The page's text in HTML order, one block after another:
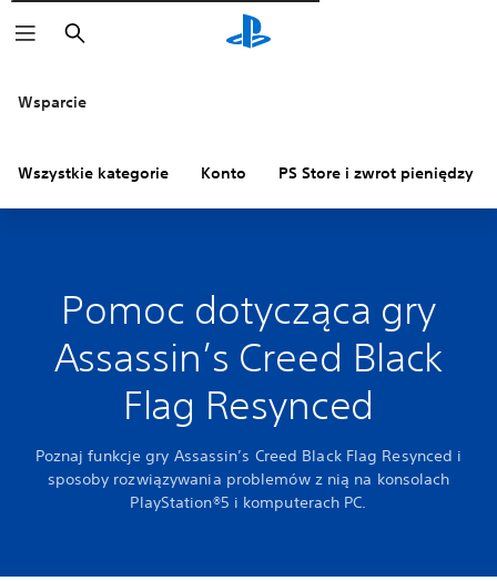
Wyszukaj
Wsparcie
Wszystkie kategorie Konto PS Store i zwrot pieniędzy
Pomoc dotycząca gry
Assassin’s Creed Black
Flag Resynced
Poznaj funkcje gry Assassin’s Creed Black Flag Resynced i
sposoby rozwiązywania problemów z nią na konsolach
PlayStation®5 i komputerach PC.